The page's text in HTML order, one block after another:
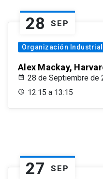
28 SEP
Organización Industrial
Alex Mackay,
28 de Septiembre de
12:15 a 13:15
27 SEP